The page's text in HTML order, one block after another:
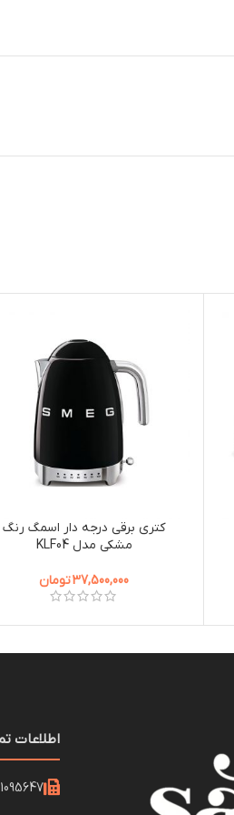
کتری برقی درجه دار اسمگ رنگ
مشکی مدل KLF04
37,500,000تومان
اطلاعات
- 021